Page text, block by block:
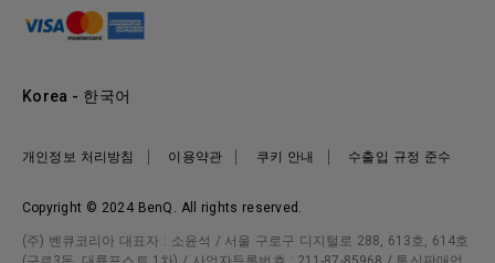
사회적 책임
뉴스
Copyright © 2024 BenQ. All rights reserved.
개인정보 처리방침 이용약관 쿠키 안내 수출입 규정 준수
Korea - 한국어
(주) 벤큐코리아 대표자 : 소윤석 / 서울 구로구 디지털로 288, 613호, 614호